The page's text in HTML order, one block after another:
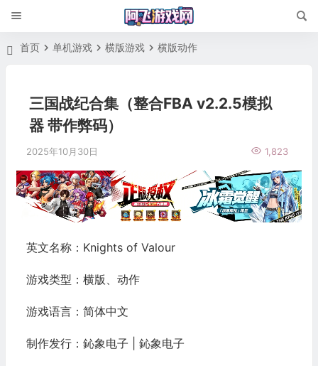
首页 单机游戏 横版游戏 横版动作
三国战纪合集（整合FBA v2.2.5模拟
器 带作弊码）
2025年10月30日 1,823
英文名称：Knights of Valour
游戏类型：横版、动作
游戏语言：简体中文
制作发行：鈊象电子 | 鈊象电子